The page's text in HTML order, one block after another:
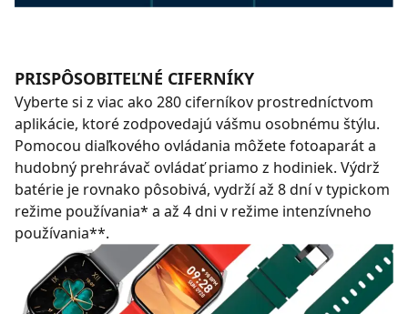
PRISPÔSOBITEĽNÉ CIFERNÍKY
Vyberte si z viac ako 280 ciferníkov prostredníctvom
aplikácie, ktoré zodpovedajú vášmu osobnému štýlu.
Pomocou diaľkového ovládania môžete fotoaparát a
hudobný prehrávač ovládať priamo z hodiniek. Výdrž
batérie je rovnako pôsobivá, vydrží až 8 dní v typickom
režime používania* a až 4 dni v režime intenzívneho
používania**.